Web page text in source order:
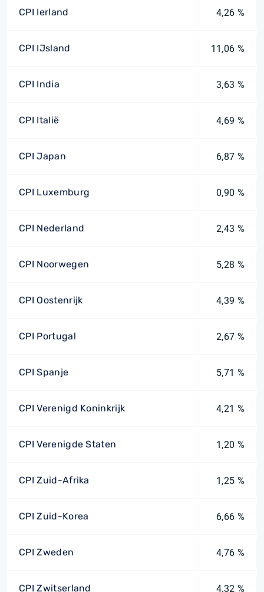
CPI Ierland 4,26 %
CPI IJsland 11,06 %
CPI India 3,63 %
CPI Italië 4,69 %
CPI Japan 6,87 %
CPI Luxemburg 0,90 %
CPI Nederland 2,43 %
CPI Noorwegen 5,28 %
CPI Oostenrijk 4,39 %
CPI Portugal 2,67 %
CPI Spanje 5,71 %
CPI Verenigd Koninkrijk 4,21 %
CPI Verenigde Staten 1,20 %
CPI Zuid-Afrika 1,25 %
CPI Zuid-Korea 6,66 %
CPI Zweden 4,76 %
CPI Zwitserland 4,32 %